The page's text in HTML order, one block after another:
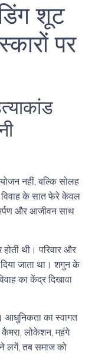
शूट
पर
नहीं, बल्कि सोलह
विवाह के सात फेरे केवल
और आजीवन साथ
थी। परिवार और
जाता था। शगुन के
का केंद्र दिखावा
आधुनिकता का स्वागत
लोकेशन, महंगे
लगें, तब समाज को